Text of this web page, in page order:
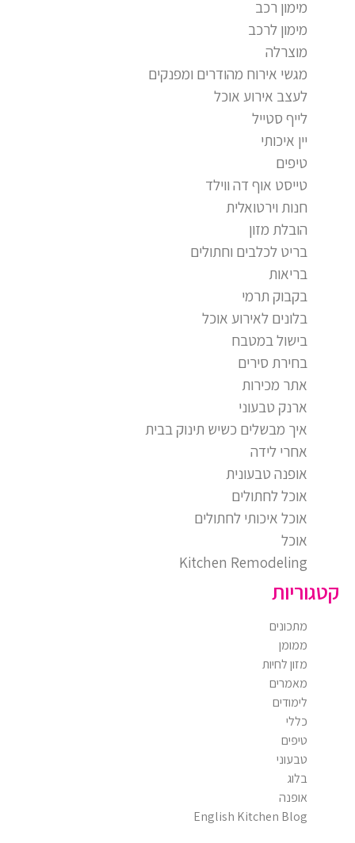
מימון רכב
מימון לרכב
מוצרלה
מגשי אירוח מהודרים ומפנקים
לעצב אירוע אוכל
לייף סטייל
יין איכותי
טיפים
טייסט אוף דה ווילד
חנות וירטואלית
הובלת מזון
בריט לכלבים וחתולים
בריאות
בקבוק תרמי
בלונים לאירוע אוכל
בישול במטבח
בחירת סירים
אתר מכירות
ארנק טבעוני
איך מבשלים כשיש תינוק בבית
אחרי לידה
אופנה טבעונית
אוכל לחתולים
אוכל איכותי לחתולים
אוכל
Kitchen Remodeling
קטגוריות
מתכונים
ממומן
מזון לחיות
מאמרים
לימודים
כללי
טיפים
טבעוני
בלוג
אופנה
English Kitchen Blog